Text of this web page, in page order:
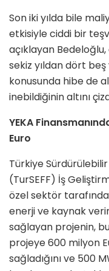
Son iki yılda bile
etkisiyle ciddi bir
açıklayan
sekiz yıldan dört
konusunda hibe de
inebildiğinin altını
YEKA
Euro
Türkiye
(TurSEFF) İş
özel sektör
enerji ve kaynak
sağlayan projenin,
projeye 600 milyon
sağladığını ve 500